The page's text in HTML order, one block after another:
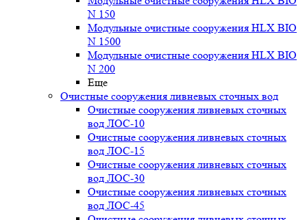
N 150
Модульные очистные сооружения HLX BIO
N 1500
Модульные очистные сооружения HLX BIO
N 200
Еще
Очистные сооружения ливневых сточных вод
Очистные сооружения ливневых сточных
вод ЛОС-10
Очистные сооружения ливневых сточных
вод ЛОС-15
Очистные сооружения ливневых сточных
вод ЛОС-30
Очистные сооружения ливневых сточных
вод ЛОС-45